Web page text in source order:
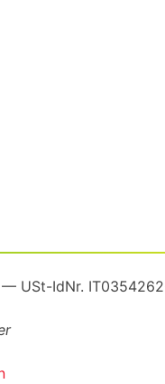
— USt-IdNr.